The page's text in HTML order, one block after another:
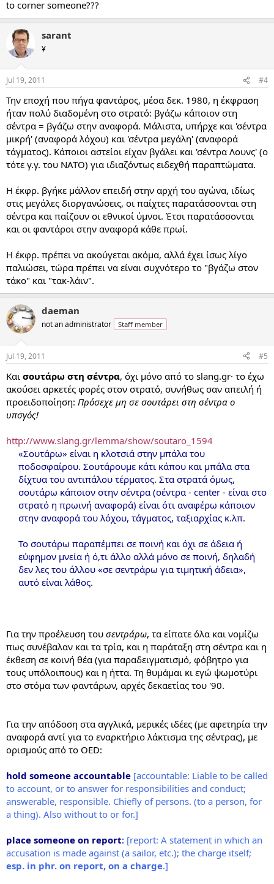
to corner someone???
sarant
¥
Jul 19, 2011 #4
Την εποχή που πήγα φαντάρος, μέσα δεκ. 1980, η έκφραση
ήταν πολύ διαδομένη στο στρατό: βγάζω κάποιον στη
σέντρα = βγάζω στην αναφορά. Μάλιστα, υπήρχε και 'σέντρα
μικρή' (αναφορά λόχου) και 'σέντρα μεγάλη' (αναφορά
τάγματος). Κάποιοι αστείοι είχαν βγάλει και 'σέντρα Λουνς' (ο
τότε γ.γ. του ΝΑΤΟ) για ιδιαζόντως ειδεχθή παραπτώματα.
Η έκφρ. βγήκε μάλλον επειδή στην αρχή του αγώνα, ιδίως
στις μεγάλες διοργανώσεις, οι παίχτες παρατάσσονται στη
σέντρα και παίζουν οι εθνικοί ύμνοι. Έτσι παρατάσσονται
και οι φαντάροι στην αναφορά κάθε πρωί.
Η έκφρ. πρέπει να ακούγεται ακόμα, αλλά έχει ίσως λίγο
παλιώσει, τώρα πρέπει να είναι συχνότερο το "βγάζω στον
τάκο" και "τακ-λάιν".
daeman
not an administrator Staff member
Jul 19, 2011 #5
Και σουτάρω στη σέντρα, όχι μόνο από το slang.gr· το έχω
ακούσει αρκετές φορές στον στρατό, συνήθως σαν απειλή ή
προειδοποίηση: Πρόσεχε μη σε σουτάρει στη σέντρα ο
υπσγός!
http://www.slang.gr/lemma/show/soutaro_1594
«Σουτάρω» είναι η κλοτσιά στην μπάλα του
ποδοσφαίρου. Σουτάρουμε κάτι κάπου και μπάλα στα
δίχτυα του αντιπάλου τέρματος. Στα στρατά όμως,
σουτάρω κάποιον στην σέντρα (σέντρα - center - είναι στο
στρατό η πρωινή αναφορά) είναι ότι αναφέρω κάποιον
στην αναφορά του λόχου, τάγματος, ταξιαρχίας κ.λπ.
Το σουτάρω παραπέμπει σε ποινή και όχι σε άδεια ή
εύφημον μνεία ή ό,τι άλλο αλλά μόνο σε ποινή, δηλαδή
δεν λες του άλλου «σε σεντράρω για τιμητική άδεια»,
αυτό είναι λάθος.
Για την προέλευση του σεντράρω, τα είπατε όλα και νομίζω
πως συνέβαλαν και τα τρία, και η παράταξη στη σέντρα και η
έκθεση σε κοινή θέα (για παραδειγματισμό, φόβητρο για
τους υπόλοιπους) και η ήττα. Τη θυμάμαι κι εγώ ψωμοτύρι
στο στόμα των φαντάρων, αρχές δεκαετίας του '90.
Για την απόδοση στα αγγλικά, μερικές ιδέες (με αφετηρία την
αναφορά αντί για το εναρκτήριο λάκτισμα της σέντρας), με
ορισμούς από το OED:
hold someone accountable [accountable: Liable to be called
to account, or to answer for responsibilities and conduct;
answerable, responsible. Chiefly of persons. (to a person, for
a thing). Also without to or for.]
place someone on report: [report: A statement in which an
accusation is made against (a sailor, etc.); the charge itself;
esp. in phr. on report, on a charge.]